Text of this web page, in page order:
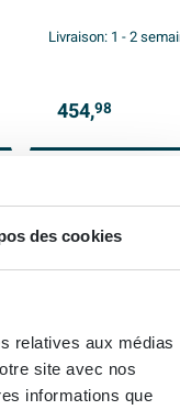
des cookies
relatives aux médias
site avec nos
informations que
Livraison: 1 - 2
454,98